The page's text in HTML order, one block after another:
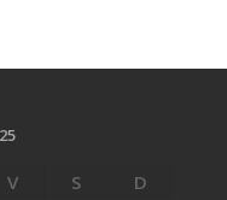
V S
D